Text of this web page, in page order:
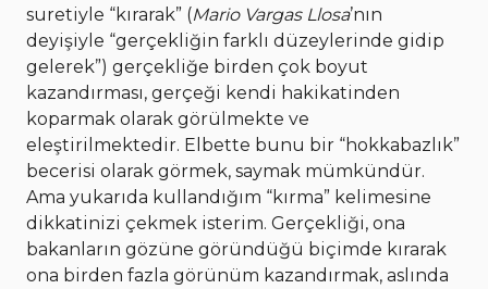
suretiyle “kırarak” (Mario Vargas Llosa’nın
deyişiyle “gerçekliğin farklı düzeylerinde gidip
gelerek”) gerçekliğe birden çok boyut
kazandırması, gerçeği kendi hakikatinden
koparmak olarak görülmekte ve
eleştirilmektedir. Elbette bunu bir “hokkabazlık”
becerisi olarak görmek, saymak mümkündür.
Ama yukarıda kullandığım “kırma” kelimesine
dikkatinizi çekmek isterim. Gerçekliği, ona
bakanların gözüne göründüğü biçimde kırarak
ona birden fazla görünüm kazandırmak, aslında